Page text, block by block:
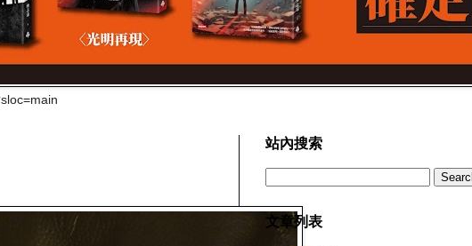
站內搜索
文章列表